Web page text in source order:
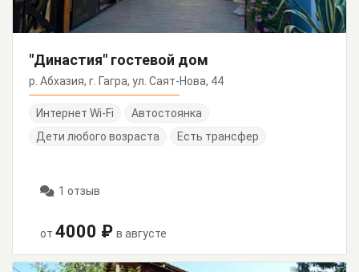
"Династия" гостевой дом
р. Абхазия, г. Гагра, ул. Саят-Нова, 44
Интернет Wi-Fi
Автостоянка
Дети любого возраста
Есть трансфер
1 отзыв
от 4000 ₽ в августе